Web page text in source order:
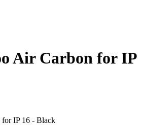
Air Carbon for IP
IP 16 - Black